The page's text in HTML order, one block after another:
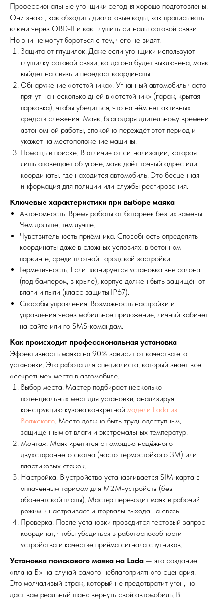
Профессиональные угонщики сегодня хорошо подготовлены.
Они знают, как обходить диалоговые коды, как прописывать
ключи через OBD-II и как глушить сигналы сотовой связи.
Но они не могут бороться с тем, чего не видят.
Защита от глушилок. Даже если угонщики используют
глушилку сотовой связи, когда она будет выключена, маяк
выйдет на связь и передаст координаты.
Обнаружение «отстойника». Угнанный автомобиль часто
прячут на несколько дней в «отстойник» (гараж, крытая
парковка), чтобы убедиться, что на нём нет активных
средств слежения. Маяк, благодаря длительному времени
автономной работы, спокойно переждёт этот период и
укажет на местоположение машины.
Помощь в поиске. В отличие от сигнализации, которая
лишь оповещает об угоне, маяк даёт точный адрес или
координаты, где находится автомобиль. Это бесценная
информация для полиции или службы реагирования.
Ключевые характеристики при выборе маяка
Автономность. Время работы от батареек без их замены.
Чем дольше, тем лучше.
Чувствительность приёмника. Способность определять
координаты даже в сложных условиях: в бетонном
паркинге, среди плотной городской застройки.
Герметичность. Если планируется установка вне салона
(под бампером, в крыле), корпус должен быть защищён от
влаги и пыли (класс защиты IP67).
Способы управления. Возможность настройки и
управления через мобильное приложение, личный кабинет
на сайте или по SMS-командам.
Как происходит профессиональная установка
Эффективность маяка на 90% зависит от качества его
установки. Это работа для специалиста, который знает все
«секретные» места в автомобиле.
Выбор места. Мастер подбирает несколько
потенциальных мест для установки, анализируя
конструкцию кузова конкретной модели Lada из
Волжского . Место должно быть труднодоступным,
защищённым от влаги и экстремальных температур.
Монтаж. Маяк крепится с помощью надёжного
двухстороннего скотча (часто термостойкого 3M) или
пластиковых стяжек.
Настройка. В устройство устанавливается SIM-карта с
оплаченным тарифом для M2M-устройств (без
абонентской платы). Мастер переводит маяк в рабочий
режим и настраивает интервалы выхода на связь.
Проверка. После установки проводится тестовый запрос
координат, чтобы убедиться в работоспособности
устройства и качестве приёма сигнала спутников.
Установка поискового маяка на Lada — это создание
«плана Б» на случай самого неблагоприятного сценария.
Это молчаливый страж, который не предотвратит угон, но
даст вам реальный шанс вернуть свой автомобиль. В